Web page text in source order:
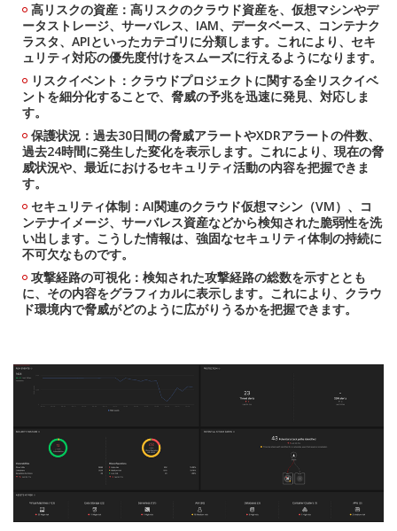
高リスクの資産：高リスクのクラウド資産を、仮想マシンやデ
ータストレージ、サーバレス、IAM、データベース、コンテナク
ラスタ、APIといったカテゴリに分類します。これにより、セキ
ュリティ対応の優先度付けをスムーズに行えるようになります。
リスクイベント：クラウドプロジェクトに関する全リスクイベ
ントを細分化することで、脅威の予兆を迅速に発見、対応しま
す。
保護状況：過去30日間の脅威アラートやXDRアラートの件数、
過去24時間に発生した変化を表示します。これにより、現在の脅
威状況や、最近におけるセキュリティ活動の内容を把握できま
す。
セキュリティ体制：AI関連のクラウド仮想マシン（VM）、コ
ンテナイメージ、サーバレス資産などから検知された脆弱性を洗
い出します。こうした情報は、強固なセキュリティ体制の持続に
不可欠なものです。
攻撃経路の可視化：検知された攻撃経路の総数を示すととも
に、その内容をグラフィカルに表示します。これにより、クラウ
ド環境内で脅威がどのように広がりうるかを把握できます。